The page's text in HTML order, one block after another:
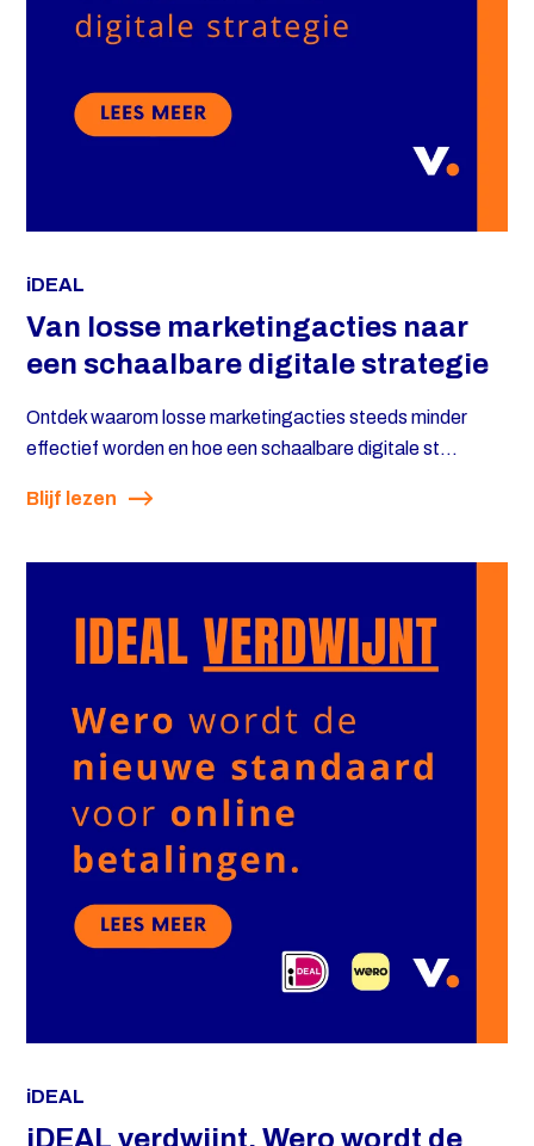
iDEAL
Van losse marketingacties naar
een schaalbare digitale strategie
Ontdek waarom losse marketingacties steeds minder
effectief worden en hoe een schaalbare digitale st...
Blijf lezen
iDEAL
iDEAL verdwijnt. Wero wordt de